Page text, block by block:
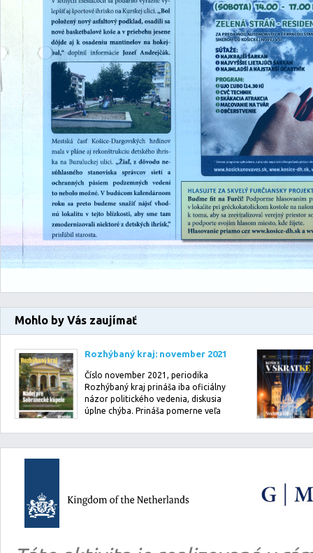
Mohlo by Vás zaujímať
Rozhýbaný kraj: november 2021
Číslo november 2021, periodika
Rozhýbaný kraj prináša iba oficiálny
názor politického vedenia, diskusia
úplne chýba. Prináša pomerne veľa